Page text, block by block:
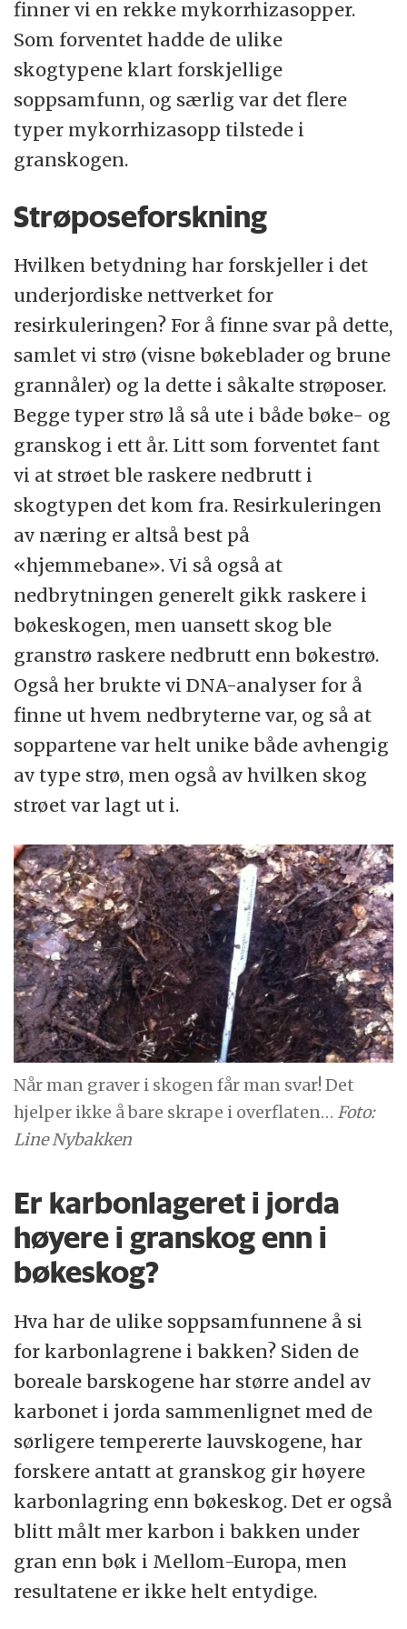
finner vi en rekke mykorrhizasopper.
Som forventet hadde de ulike
skogtypene klart forskjellige
soppsamfunn, og særlig var det flere
typer mykorrhizasopp tilstede i
granskogen.
Strøposeforskning
Hvilken betydning har forskjeller i det
underjordiske nettverket for
resirkuleringen? For å finne svar på dette,
samlet vi strø (visne bøkeblader og brune
grannåler) og la dette i såkalte strøposer.
Begge typer strø lå så ute i både bøke- og
granskog i ett år. Litt som forventet fant
vi at strøet ble raskere nedbrutt i
skogtypen det kom fra. Resirkuleringen
av næring er altså best på
«hjemmebane». Vi så også at
nedbrytningen generelt gikk raskere i
bøkeskogen, men uansett skog ble
granstrø raskere nedbrutt enn bøkestrø.
Også her brukte vi DNA-analyser for å
finne ut hvem nedbryterne var, og så at
soppartene var helt unike både avhengig
av type strø, men også av hvilken skog
strøet var lagt ut i.
Når man graver i skogen får man svar! Det
hjelper ikke å bare skrape i overflaten… Foto:
Line Nybakken
Er karbonlageret i jorda
høyere i granskog enn i
bøkeskog?
Hva har de ulike soppsamfunnene å si
for karbonlagrene i bakken? Siden de
boreale barskogene har større andel av
karbonet i jorda sammenlignet med de
sørligere tempererte lauvskogene, har
forskere antatt at granskog gir høyere
karbonlagring enn bøkeskog. Det er også
blitt målt mer karbon i bakken under
gran enn bøk i Mellom-Europa, men
resultatene er ikke helt entydige.